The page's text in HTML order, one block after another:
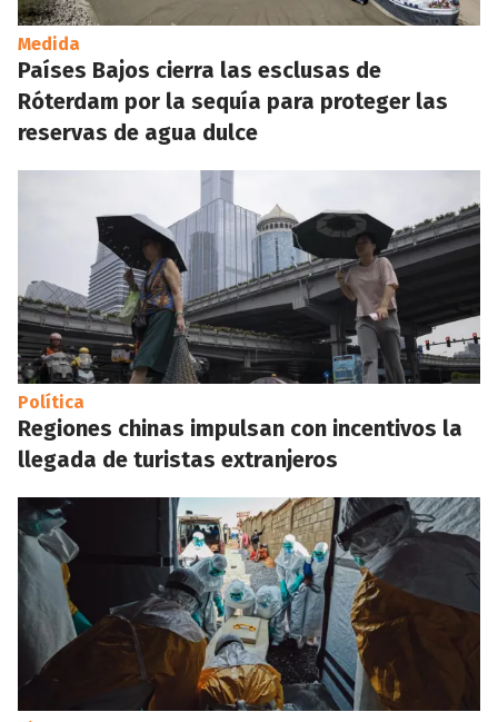
Medida
Países Bajos cierra las esclusas de
Róterdam por la sequía para proteger las
reservas de agua dulce
Política
Regiones chinas impulsan con incentivos la
llegada de turistas extranjeros